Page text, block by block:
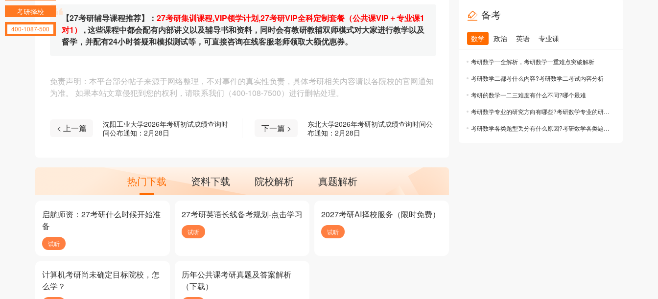
【27考研辅导课程推荐】： 27考研集训课程,VIP领学计划,27考研VIP全科定制套餐（公共课VIP＋专业课1
对1）
, 这些课程中都会配有内部讲义以及辅导书和资料，同时会有教研教辅双师模式对大家进行教学以及
督学，并配有24小时答疑和模拟测试等，可直接咨询在线客服老师领取大额优惠券。
免责声明：本平台部分帖子来源于网络整理，不对事件的真实性负责，具体考研相关内容请以各院校的官网通知
为准。 如果本站文章侵犯到您的权利，请联系我们（400-108-7500）进行删帖处理。
< 上一篇
沈阳工业大学2026年考研初试成绩查询时
间公布通知：2月28日
下一篇 >
东北大学2026年考研初试成绩查询时间公
布通知：2月28日
热门下载 资料下载 院校解析 真题解析
启航师资：27考研什么时候开始准
备
试听
27考研英语长线备考规划-点击学习
试听
2027考研AI择校服务（限时免费）
试听
计算机考研尚未确定目标院校，怎
么学？
历年公共课考研真题及答案解析
（下载）
备考
数学 政治 英语 专业课
考研数学一全解析，考研数学一重难点突破解析
考研数学二都考什么内容?考研数学二考试内容分析
考研的数学一二三难度有什么不同?哪个最难
考研数学专业的研究方向有哪些?考研数学专业的研究方向分析
考研数学各类题型丢分有什么原因?考研数学各类题型丢分解决办法
考研择校
400-1087-500